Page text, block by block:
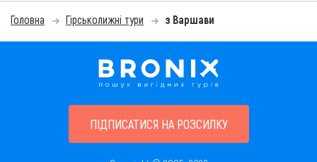
Головна Гірськолижні тури з Варшави
ПІДПИСАТИСЯ НА РОЗСИЛКУ